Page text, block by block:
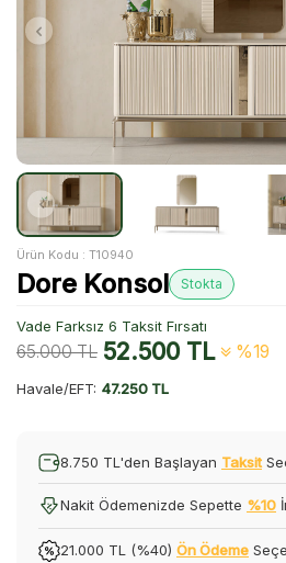
Ürün Kodu : T10940
Dore Konsol Stokta
Vade Farksız 6 Taksit Fırsatı
65.000TL 52.500TL %19
Havale/EFT: 47.250 TL
8.750 TL'den Başlayan Taksit
Nakit Ödemenizde Sepette %10
21.000 TL (%40) Ön Ödeme